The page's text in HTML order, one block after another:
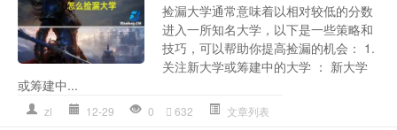
捡漏大学通常意味着以相对较低的分数
进入一所知名大学，以下是一些策略和
技巧，可以帮助你提高捡漏的机会： 1.
关注新大学或筹建中的大学 ： 新大学
或筹建中...
zl 12-29 0 632 文章列表